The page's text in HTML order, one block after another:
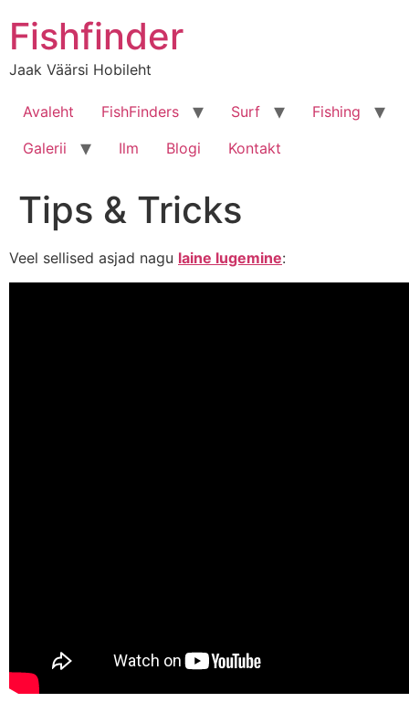
sisu
juurde
Fishfinder
Jaak Väärsi Hobileht
Avaleht FishFinders Surf
Fishing
Galerii
Ilm Blogi Kontakt
Tips & Tricks
Veel sellised asjad nagu laine lugemine: